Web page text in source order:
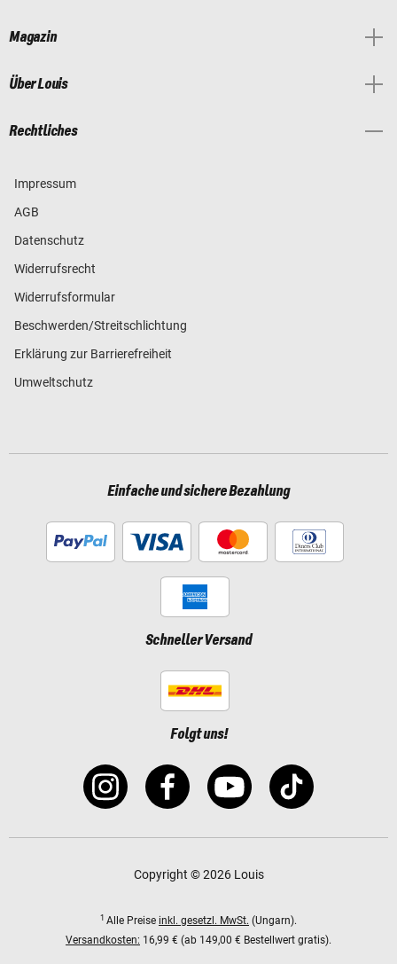
Magazin
Über Louis
Rechtliches
Impressum
AGB
Datenschutz
Widerrufsrecht
Widerrufsformular
Beschwerden/Streitschlichtung
Erklärung zur Barrierefreiheit
Umweltschutz
Einfache und sichere Bezahlung
Schneller Versand
Folgt uns!
Copyright © 2026 Louis
1 Alle Preise inkl. gesetzl. MwSt. (Ungarn).
Versandkosten: 16,99 € (ab 149,00 € Bestellwert gratis).